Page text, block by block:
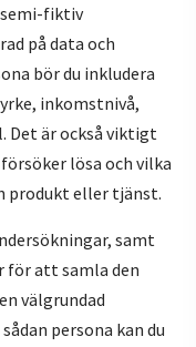
semi-fiktiv
på data och
bör du inkludera
inkomstnivå,
Det är också viktigt
lösa och vilka
produkt eller tjänst.
samt
för att samla den
välgrundad
persona kan du